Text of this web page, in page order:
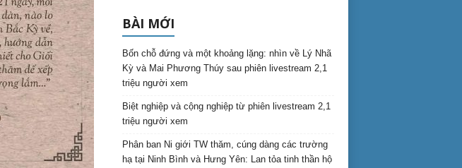
BÀI MỚI
Bốn chỗ đứng và một khoảng lặng: nhìn về Lý Nhã
Kỳ và Mai Phương Thúy sau phiên livestream 2,1
triệu người xem
Biệt nghiệp và cộng nghiệp từ phiên livestream 2,1
triệu người xem
Phân ban Ni giới TW thăm, cúng dàng các trường
hạ tại Ninh Bình và Hưng Yên: Lan tỏa tinh thần hộ